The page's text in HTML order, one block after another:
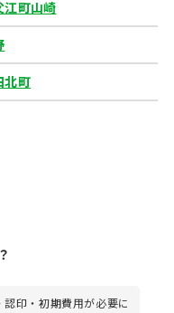
江町山崎
北町
印・初期費用が必要に